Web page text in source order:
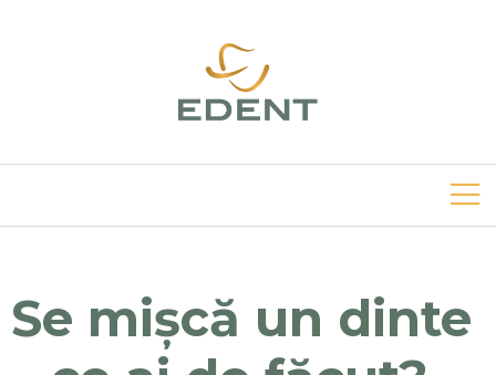
Se mișcă un dinte